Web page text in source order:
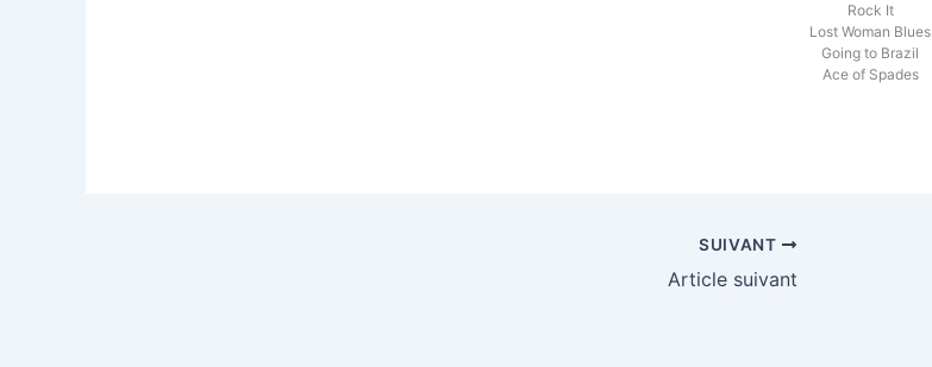
Rock It
Lost Woman Blues
Going to Brazil
Ace of Spades
SUIVANT
Article suivant